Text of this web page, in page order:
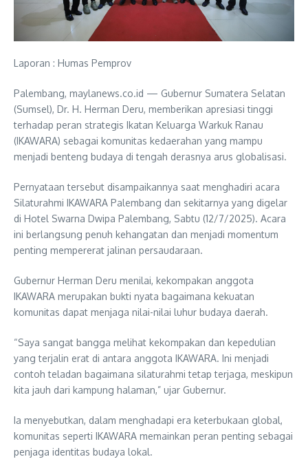
Laporan : Humas Pemprov
Palembang, maylanews.co.id — Gubernur Sumatera Selatan
(Sumsel), Dr. H. Herman Deru, memberikan apresiasi tinggi
terhadap peran strategis Ikatan Keluarga Warkuk Ranau
(IKAWARA) sebagai komunitas kedaerahan yang mampu
menjadi benteng budaya di tengah derasnya arus globalisasi.
Pernyataan tersebut disampaikannya saat menghadiri acara
Silaturahmi IKAWARA Palembang dan sekitarnya yang digelar
di Hotel Swarna Dwipa Palembang, Sabtu (12/7/2025). Acara
ini berlangsung penuh kehangatan dan menjadi momentum
penting mempererat jalinan persaudaraan.
Gubernur Herman Deru menilai, kekompakan anggota
IKAWARA merupakan bukti nyata bagaimana kekuatan
komunitas dapat menjaga nilai-nilai luhur budaya daerah.
“Saya sangat bangga melihat kekompakan dan kepedulian
yang terjalin erat di antara anggota IKAWARA. Ini menjadi
contoh teladan bagaimana silaturahmi tetap terjaga, meskipun
kita jauh dari kampung halaman,” ujar Gubernur.
Ia menyebutkan, dalam menghadapi era keterbukaan global,
komunitas seperti IKAWARA memainkan peran penting sebagai
penjaga identitas budaya lokal.